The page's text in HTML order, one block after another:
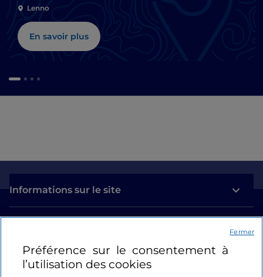
Lenno
En savoir plus
Informations sur le site
Se connecter
Préférence sur le consentement à
l’utilisation des cookies
Fermer